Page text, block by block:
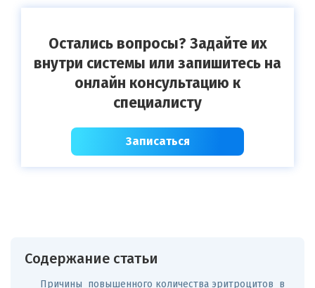
Остались вопросы? Задайте их
внутри системы или запишитесь на
онлайн консультацию к
специалисту
Записаться
Содержание статьи
Причины повышенного количества эритроцитов в